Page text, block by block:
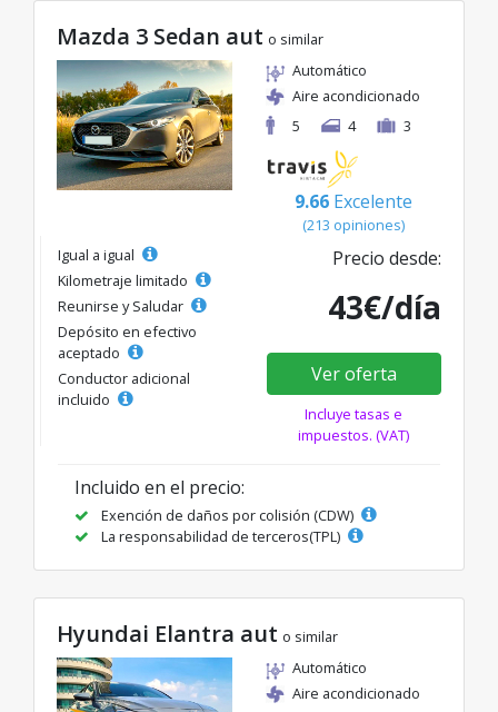
Mazda 3 Sedan aut o similar
Automático
Aire acondicionado
5
4 3
9.66 Excelente
(213 opiniones)
Igual a igual
Kilometraje limitado
Reunirse y Saludar
Depósito en efectivo
aceptado
Conductor adicional
incluido
Precio desde:
43€/día
Ver oferta
Incluye tasas e
impuestos. (VAT)
Incluido en el precio:
Exención de daños por colisión (CDW)
La responsabilidad de terceros(TPL)
Hyundai Elantra aut o similar
Automático
Aire acondicionado